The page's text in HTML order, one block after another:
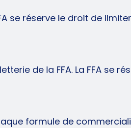
se réserve le droit de
de la FFA. La FFA se
formule de